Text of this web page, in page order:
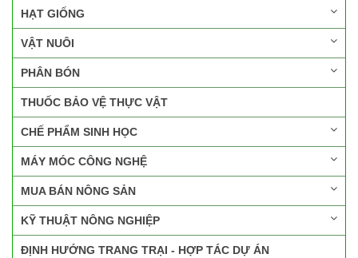
HẠT GIỐNG
VẬT NUÔI
PHÂN BÓN
THUỐC BẢO VỆ THỰC VẬT
CHẾ PHẨM SINH HỌC
MÁY MÓC CÔNG NGHỆ
MUA BÁN NÔNG SẢN
KỸ THUẬT NÔNG NGHIỆP
ĐỊNH HƯỚNG TRANG TRẠI - HỢP TÁC DỰ ÁN